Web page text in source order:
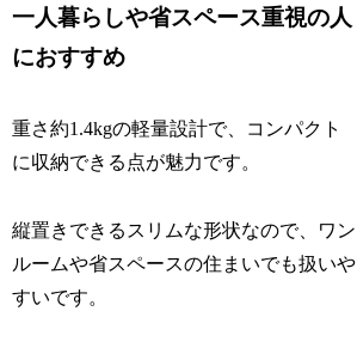
一人暮らしや省スペース重視の人
におすすめ
重さ約1.4kgの軽量設計で、コンパクト
に収納できる点が魅力です。
縦置きできるスリムな形状なので、ワン
ルームや省スペースの住まいでも扱いや
すいです。